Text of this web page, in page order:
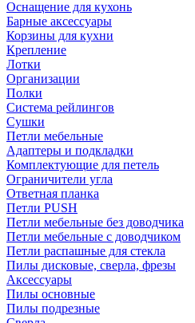
Оснащение для кухонь
Барные аксессуары
Корзины для кухни
Крепление
Лотки
Организации
Полки
Система рейлингов
Сушки
Петли мебельные
Адаптеры и подкладки
Комплектующие для петель
Ограничители угла
Ответная планка
Петли PUSH
Петли мебельные без доводчика
Петли мебельные с доводчиком
Петли распашные для стекла
Пилы дисковые, сверла, фрезы
Аксессуары
Пилы основные
Пилы подрезные